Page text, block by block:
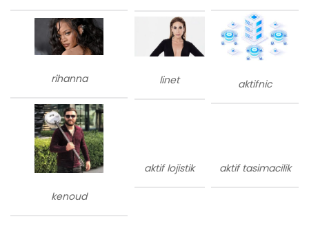
rihanna linet aktifnic
kenoud
aktif lojistik aktif tasimacilik